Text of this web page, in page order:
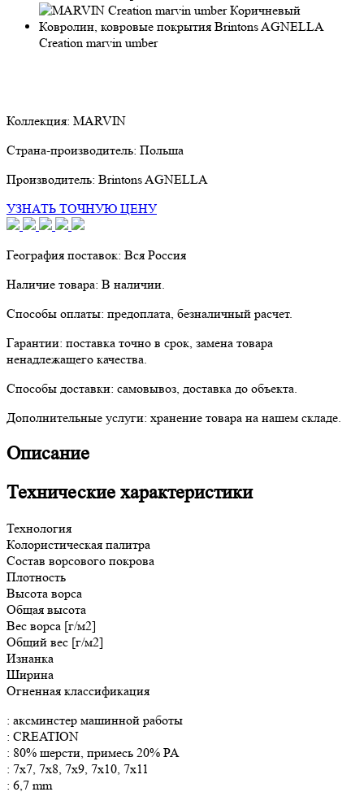
Creation marvin umber
Коллекция: MARVIN
Страна-производитель: Польша
Производитель: Brintons AGNELLA
УЗНАТЬ ТОЧНУЮ ЦЕНУ
География поставок: Вся Россия
Наличие товара: В наличии.
Способы оплаты: предоплата, безналичный расчет.
Гарантии: поставка точно в срок, замена товара
ненадлежащего качества.
Способы доставки: самовывоз, доставка до объекта.
Дополнительные услуги: хранение товара на нашем складе.
Описание
Технические характеристики
Технология
Колористическая палитра
Состав ворсового покрова
Плотность
Высота ворса
Общая высота
Вес ворса [г/м2]
Общий вес [г/м2]
Изнанка
Ширина
Огненная классификация
: аксминстер машинной работы
: CREATION
: 80% шерсти, примесь 20% PA
: 7x7, 7x8, 7x9, 7x10, 7x11
: 6,7 mm